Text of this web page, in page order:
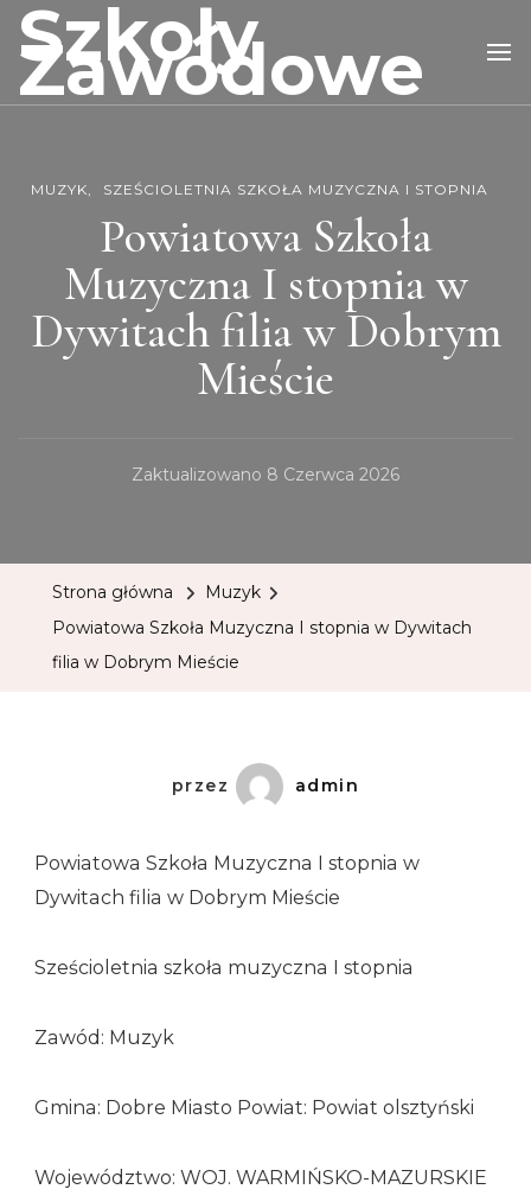
Szkoły
Zawodowe
MUZYK SZEŚCIOLETNIA SZKOŁA MUZYCZNA I STOPNIA
Powiatowa Szkoła
Muzyczna I stopnia w
Dywitach filia w Dobrym
Mieście
Zaktualizowano 8 Czerwca 2026
Strona główna
Muzyk
Powiatowa Szkoła Muzyczna I stopnia w Dywitach
filia w Dobrym Mieście
przez admin
Powiatowa Szkoła Muzyczna I stopnia w
Dywitach filia w Dobrym Mieście
Sześcioletnia szkoła muzyczna I stopnia
Zawód: Muzyk
Gmina: Dobre Miasto Powiat: Powiat olsztyński
Województwo: WOJ. WARMIŃSKO-MAZURSKIE